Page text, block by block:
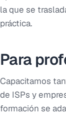
la que se
práctica.
Para
Capacitamos
de ISPs y
formación se